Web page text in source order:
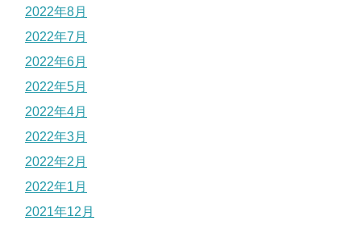
2022年8月
2022年7月
2022年6月
2022年5月
2022年4月
2022年3月
2022年2月
2022年1月
2021年12月